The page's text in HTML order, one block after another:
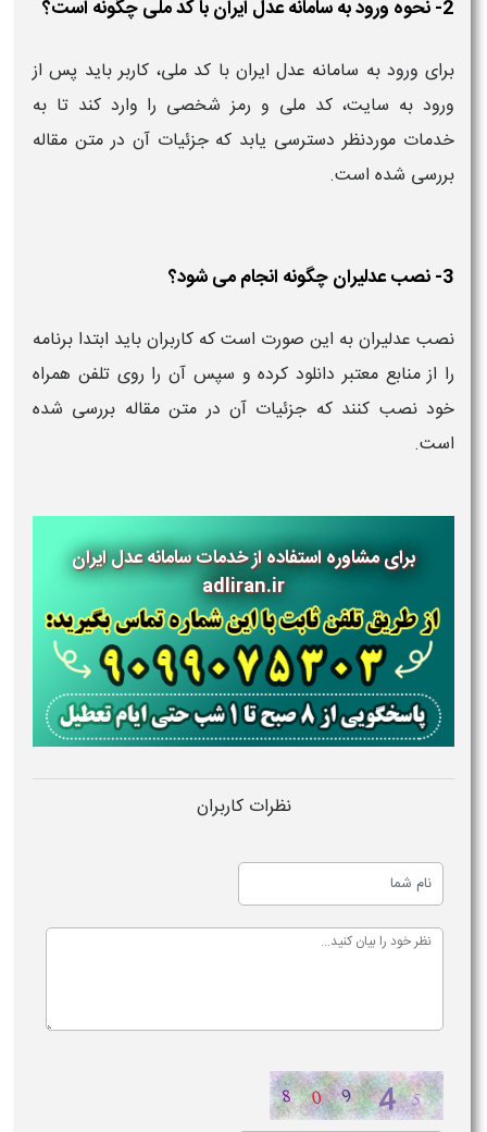
2- نحوه ورود به سامانه عدل ایران با کد ملی چگونه است؟
برای ورود به سامانه عدل ایران با کد ملی، کاربر باید پس از
ورود به سایت، کد ملی و رمز شخصی را وارد کند تا به
خدمات موردنظر دسترسی یابد که جزئیات آن در متن مقاله
بررسی شده است.
3- نصب عدلیران چگونه انجام می شود؟
نصب عدلیران به این صورت است که کاربران باید ابتدا برنامه
را از منابع معتبر دانلود کرده و سپس آن را روی تلفن همراه
خود نصب کنند که جزئیات آن در متن مقاله بررسی شده
است.
برای مشاوره استفاده از خدماتسامانه عدل ایران
adliran.ir
نظرات کاربران